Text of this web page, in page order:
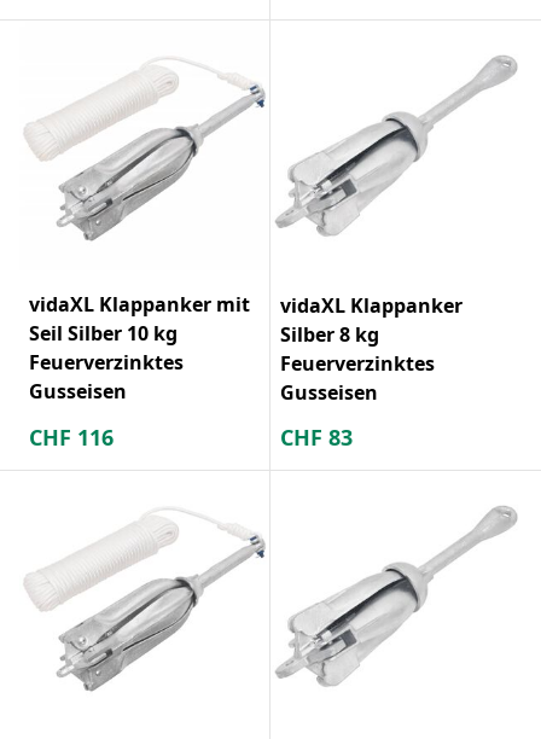
vidaXL Klappanker mit
Seil Silber 10 kg
Feuerverzinktes
Gusseisen
CHF 116
vidaXL Klappanker
Silber 8 kg
Feuerverzinktes
Gusseisen
CHF 83